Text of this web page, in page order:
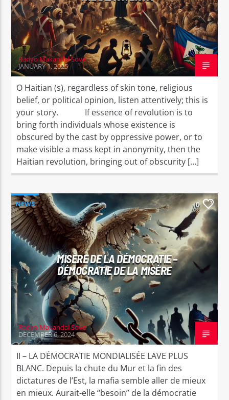
Radyo Makandal Sove
JANUARY 1, 2025
O Haitian (s), regardless of skin tone, religious
belief, or political opinion, listen attentively; this is
your story. If essence of revolution is to
bring forth individuals whose existence is
obscured by the cast by oppressive power, or to
make visible a mass kept in anonymity, then the
Haitian revolution, bringing out of obscurity […]
NEWS 0
MISÈRE DE LA DÉMOCRATIE –
DÉMOCRATIE DE LA MISÈRE
Radyo Makandal Sove
DECEMBER 6, 2024
II – LA DÉMOCRATIE MONDIALISÉE LAVE PLUS
BLANC. Depuis la chute du Mur et la fin des
dictatures de l’Est, la mafia semble aller de mieux
en mieux. Aurait-elle “besoin” de la démocratie